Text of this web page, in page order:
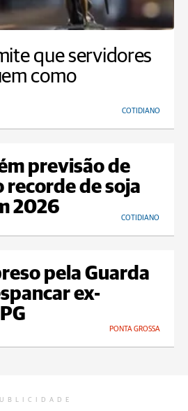
que servidores
como
COTIDIANO
previsão de
de soja
2026
COTIDIANO
pela Guarda
ex-
PONTA GROSSA